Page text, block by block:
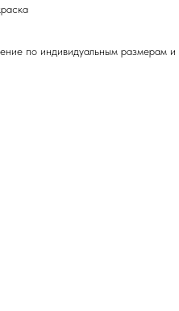
по индивидуальным размерам и